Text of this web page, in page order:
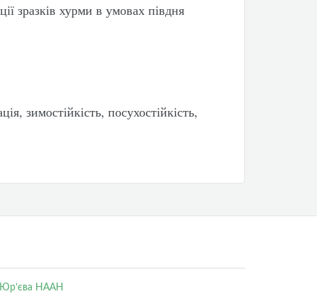
зразків хурми в умовах півдня
зимостійкість, посухостійкість,
Юр’єва НААН